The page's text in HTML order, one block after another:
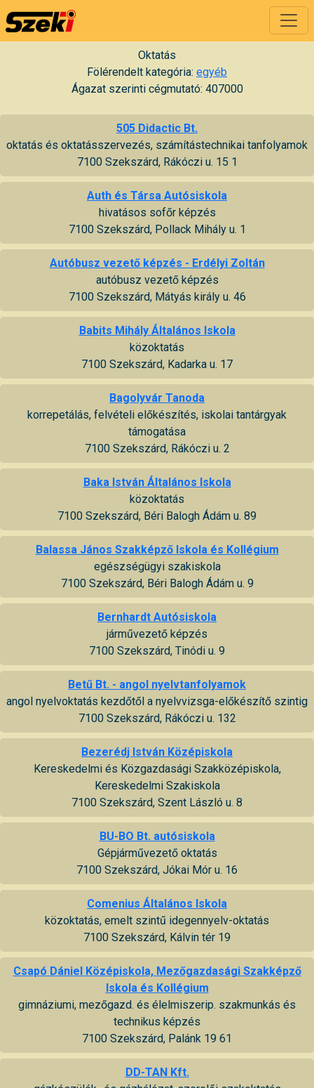
Oktatás
Fölérendelt kategória: egyéb
Ágazat szerinti cégmutató: 407000
505 Didactic Bt.
oktatás és oktatásszervezés, számítástechnikai tanfolyamok
7100 Szekszárd, Rákóczi u. 15 1
Auth és Társa Autósiskola
hivatásos sofőr képzés
7100 Szekszárd, Pollack Mihály u. 1
Autóbusz vezető képzés - Erdélyi Zoltán
autóbusz vezető képzés
7100 Szekszárd, Mátyás király u. 46
Babits Mihály Általános Iskola
közoktatás
7100 Szekszárd, Kadarka u. 17
Bagolyvár Tanoda
korrepetálás, felvételi előkészítés, iskolai tantárgyak
támogatása
7100 Szekszárd, Rákóczi u. 2
Baka István Általános Iskola
közoktatás
7100 Szekszárd, Béri Balogh Ádám u. 89
Balassa János Szakképző Iskola és Kollégium
egészségügyi szakiskola
7100 Szekszárd, Béri Balogh Ádám u. 9
Bernhardt Autósiskola
járművezető képzés
7100 Szekszárd, Tinódi u. 9
Betű Bt. - angol nyelvtanfolyamok
angol nyelvoktatás kezdőtől a nyelvvizsga-előkészítő szintig
7100 Szekszárd, Rákóczi u. 132
Bezerédj István Középiskola
Kereskedelmi és Közgazdasági Szakközépiskola,
Kereskedelmi Szakiskola
7100 Szekszárd, Szent László u. 8
BU-BO Bt. autósiskola
Gépjárművezető oktatás
7100 Szekszárd, Jókai Mór u. 16
Comenius Általános Iskola
közoktatás, emelt szintű idegennyelv-oktatás
7100 Szekszárd, Kálvin tér 19
Csapó Dániel Középiskola, Mezőgazdasági Szakképző
Iskola és Kollégium
gimnáziumi, mezőgazd. és élelmiszerip. szakmunkás és
technikus képzés
7100 Szekszárd, Palánk 19 61
DD-TAN Kft.